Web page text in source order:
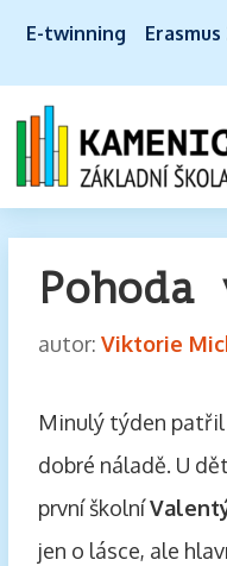
E-twinning Erasmus
autor: Viktorie
Minulý týden patřil
dobré náladě. U
první školní
jen o lásce, ale